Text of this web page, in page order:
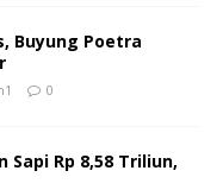
Buyung Poetra
0
Sapi Rp 8,58 Triliun,